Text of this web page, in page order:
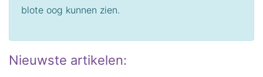
blote oog kunnen zien.
Nieuwste artikelen: